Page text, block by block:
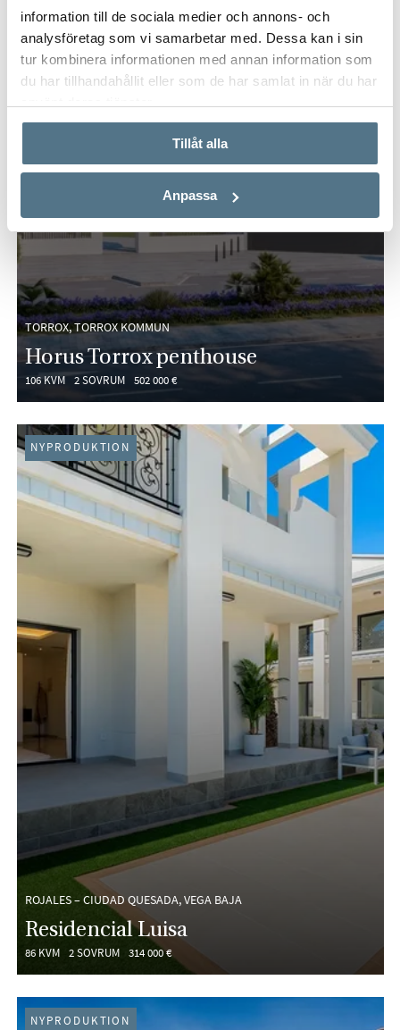
information till de sociala medier och annons- och
analysföretag som vi samarbetar med. Dessa kan i sin
tur kombinera informationen med annan information som
du har tillhandahållit eller som de har samlat in när du har
Tillåt alla
Anpassa
TORROX, TORROX KOMMUN
Horus Torrox penthouse
106 KVM 2 SOVRUM 502 000 €
ROJALES – CIUDAD QUESADA, VEGA BAJA
Residencial Luisa
86 KVM 2 SOVRUM 314 000 €
NYPRODUKTION
NYPRODUKTION